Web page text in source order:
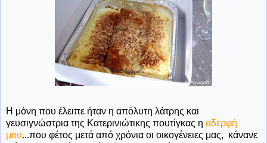
Η μόνη που έλειπε ήταν η απόλυτη λάτρης και
γευσιγνώστρια της Κατερινιώτικης πουτίγκας η αδερφή
μου...που φέτος μετά από χρόνια οι οικογένειες μας, κάνανε